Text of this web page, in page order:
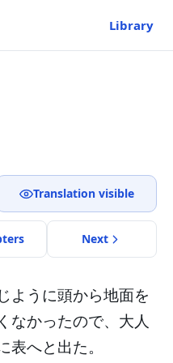
Library
Translation visible
s Next
ように頭から地面を
なかったので、大人
表へと出た。